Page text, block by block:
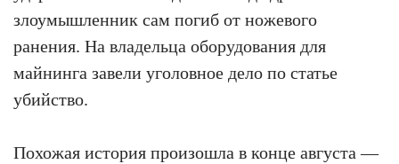
злоумышленник сам погиб от ножевого
ранения. На владельца оборудования для
майнинга завели уголовное дело по статье
убийство.
Похожая история произошла в конце августа —